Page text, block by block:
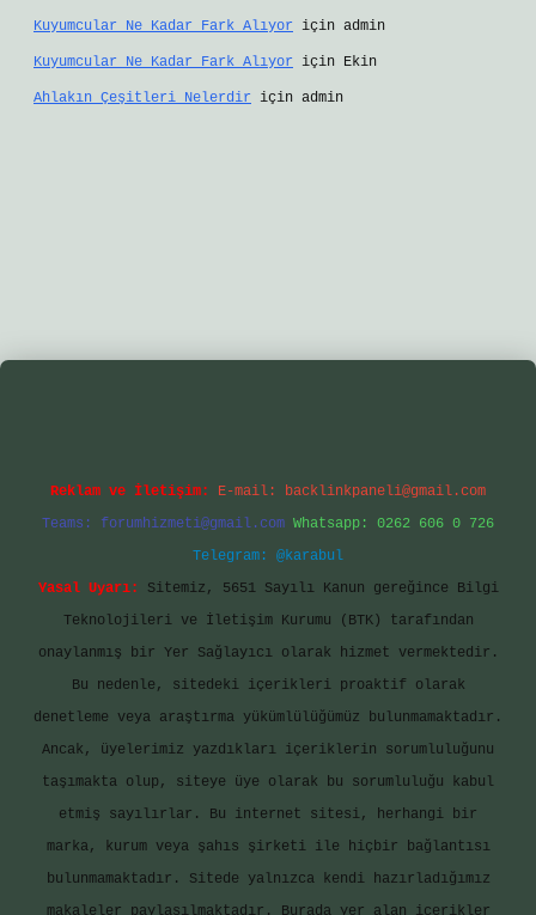
Kuyumcular Ne Kadar Fark Alıyor için admin
Kuyumcular Ne Kadar Fark Alıyor için Ekin
Ahlakın Çeşitleri Nelerdir için admin
Reklam ve İletişim: E-mail: backlinkpaneli@gmail.com
Teams: forumhizmeti@gmail.com Whatsapp: 0262 606 0 726
Telegram: @karabul
Yasal Uyarı:
Sitemiz, 5651 Sayılı Kanun gereğince Bilgi
Teknolojileri ve İletişim Kurumu (BTK) tarafından
onaylanmış bir Yer Sağlayıcı olarak hizmet vermektedir.
Bu nedenle, sitedeki içerikleri proaktif olarak
denetleme veya araştırma yükümlülüğümüz bulunmamaktadır.
Ancak, üyelerimiz yazdıkları içeriklerin sorumluluğunu
taşımakta olup, siteye üye olarak bu sorumluluğu kabul
etmiş sayılırlar. Bu internet sitesi, herhangi bir
marka, kurum veya şahıs şirketi ile hiçbir bağlantısı
bulunmamaktadır. Sitede yalnızca kendi hazırladığımız
makaleler paylaşılmaktadır. Burada yer alan içerikler